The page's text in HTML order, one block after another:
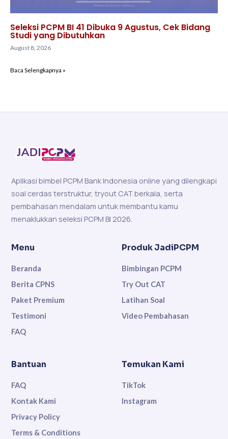
Seleksi PCPM BI 41 Dibuka 9 Agustus, Cek Bidang
Studi yang Dibutuhkan
August 8, 2026
Baca Selengkapnya »
Aplikasi bimbel PCPM Bank Indonesia online yang dilengkapi
soal cerdas terstruktur, tryout CAT berkala, serta
pembahasan mendalam untuk membantu kamu
menaklukkan seleksi PCPM BI 2026.
Menu
Beranda
Berita CPNS
Paket Premium
Testimoni
FAQ
Produk JadiPCPM
Bimbingan PCPM
Try Out CAT
Latihan Soal
Video Pembahasan
Bantuan
FAQ
Kontak Kami
Privacy Policy
Terms & Conditions
Temukan Kami
TikTok
Instagram